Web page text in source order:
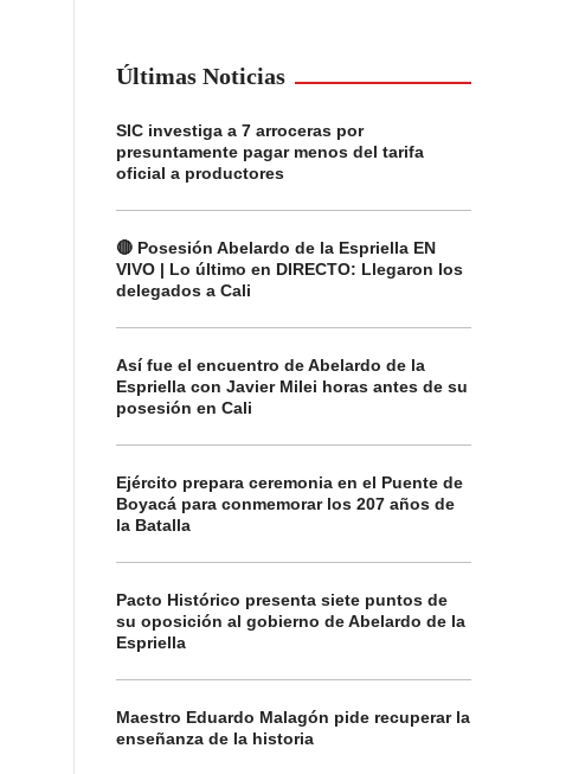
Últimas Noticias
SIC investiga a 7 arroceras por
presuntamente pagar menos del tarifa
oficial a productores
🔴 Posesión Abelardo de la Espriella EN
VIVO | Lo último en DIRECTO: Llegaron los
delegados a Cali
Así fue el encuentro de Abelardo de la
Espriella con Javier Milei horas antes de su
posesión en Cali
Ejército prepara ceremonia en el Puente de
Boyacá para conmemorar los 207 años de
la Batalla
Pacto Histórico presenta siete puntos de
su oposición al gobierno de Abelardo de la
Espriella
Maestro Eduardo Malagón pide recuperar la
enseñanza de la historia